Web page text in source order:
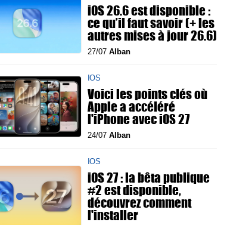
iOS 26.6 est disponible :
ce qu’il faut savoir (+ les
autres mises à jour 26.6)
27/07 Alban
IOS
Voici les points clés où
Apple a accéléré
l'iPhone avec iOS 27
24/07 Alban
IOS
iOS 27 : la bêta publique
#2 est disponible,
découvrez comment
l'installer